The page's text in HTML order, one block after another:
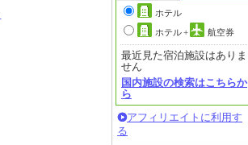
ホテル
ホテル+ 航空券
最近見た宿泊施設はありま
せん
国内施設の検索はこちらか
ら
アフィリエイトに利用す
る